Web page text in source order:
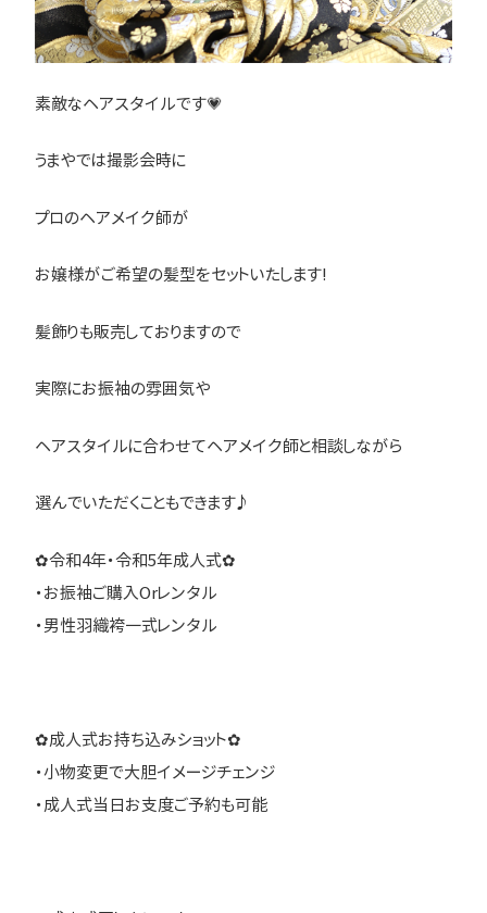
素敵なヘアスタイルです💗
うまやでは撮影会時に
プロのヘアメイク師が
お嬢様がご希望の髪型をセットいたします!
髪飾りも販売しておりますので
実際にお振袖の雰囲気や
ヘアスタイルに合わせてヘアメイク師と相談しながら
選んでいただくこともできます♪
✿令和4年・令和5年成人式✿
・お振袖ご購入Orレンタル
・男性羽織袴一式レンタル
✿成人式お持ち込みショット✿
・小物変更で大胆イメージチェンジ
・成人式当日お支度ご予約も可能